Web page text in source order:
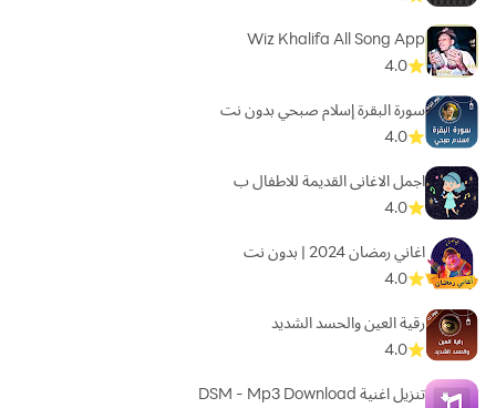
Wiz Khalifa All Song App
4.0
سورة البقرة إسلام صبحي بدون نت
4.0
اجمل الاغانى القديمة للاطفال ب
4.0
اغاني رمضان 2024 | بدون نت
4.0
رقية العين والحسد الشديد
4.0
تنزيل اغنية DSM - Mp3 Download